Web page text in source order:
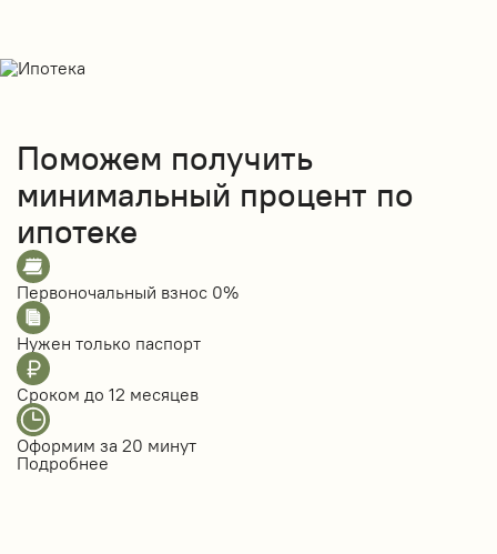
Поможем получить
минимальный процент по
ипотеке
Первоночальный взнос 0%
Нужен только паспорт
Сроком до 12 месяцев
Оформим за 20 минут
Подробнее